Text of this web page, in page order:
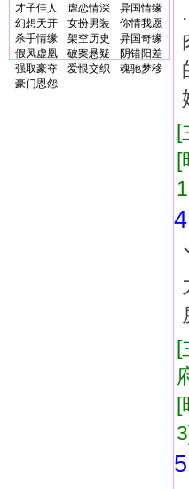
才子佳人
虐恋情深
异国情缘
幻想天开
女扮男装
你情我愿
杀手情缘
架空历史
异国奇缘
假凤虚凰
破案悬疑
阴错阳差
强取豪夺
爱恨交织
魂驰梦移
豪门恩怨
[
[
[
[